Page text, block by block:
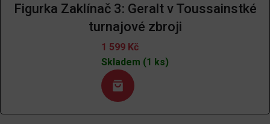
Figurka Zaklínač 3: Geralt v Toussainstké
turnajové zbroji
1 599 Kč
Skladem (1 ks)